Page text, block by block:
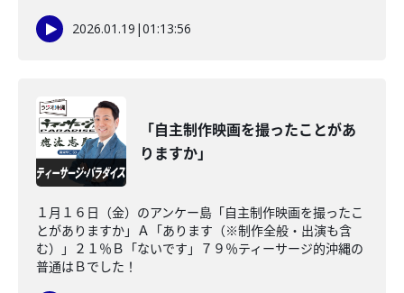
2026.01.19 |01:13:56
「自主制作映画を撮ったことがあ
りますか」
１月１６日（金）のアンケー島「自主制作映画を撮ったこ
とがありますか」Ａ「あります（※制作全般・出演も含
む）」２１％Ｂ「ないです」７９％ティーサージ的沖縄の
普通はＢでした！